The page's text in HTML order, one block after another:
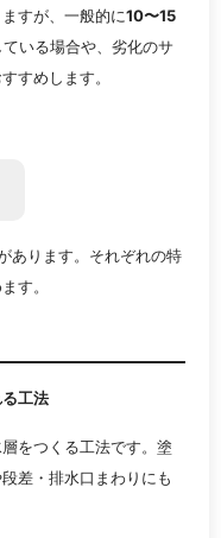
すが、一般的に10〜15
いる場合や、劣化のサ
すめします。
あります。それぞれの特
す。
工法
をつくる工法です。塗
差・排水口まわりにも